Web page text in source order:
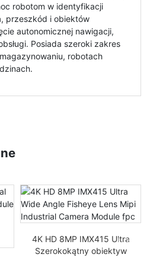
robotom w identyfikacji
przeszkód i obiektów
autonomicznej nawigacji,
Posiada szeroki zakres
robotach
4K HD 8MP IMX415 Ultra
Szerokokątny obiektyw